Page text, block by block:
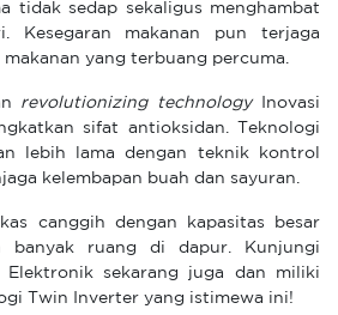
tidak sedap sekaligus menghambat
Kesegaran makanan pun terjaga
yang terbuang percuma.
revolutionizing technologyInovasi
sifat antioksidan. Teknologi
lebih lama dengan teknik kontrol
kelembapan buah dan sayuran.
canggih dengan kapasitas besar
banyak ruang di dapur. Kunjungi
Elektronik sekarang juga dan miliki
Twin Inverter yang istimewa ini!